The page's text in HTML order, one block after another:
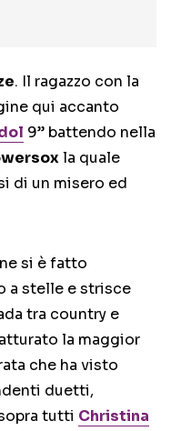
. Il ragazzo con la
qui accanto
9” battendo nella
la quale
di un misero ed
si è fatto
a stelle e strisce
tra country e
la maggior
che ha visto
duetti,
tutti Christina